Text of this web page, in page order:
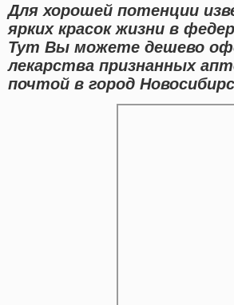
Для хорошей потенции
ярких красок жизни в
Тут Вы можете дешево
лекарства признанных
почтой в город